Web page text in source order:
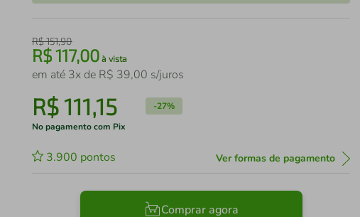
R$151,90
R$117,00 à vista
em até 3x de R$ 39,00 s/juros
R$111,15 -27%
No pagamento com Pix
3.900 pontos Ver formas de pagamento
Comprar agora